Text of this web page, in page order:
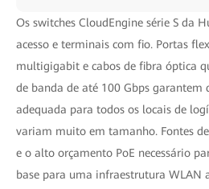
Os switches CloudEngine série S da
acesso e terminais com fio. Portas
multigigabit e cabos de fibra óptica
de banda de até 100 Gbps garantem
adequada para todos os locais de
variam muito em tamanho. Fontes
e o alto orçamento PoE necessário
base para uma infraestrutura WLAN